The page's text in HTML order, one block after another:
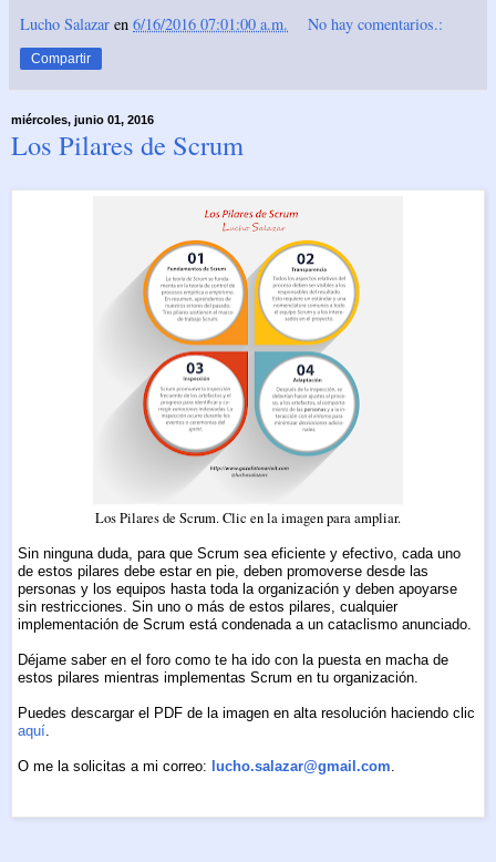
Lucho Salazar en 6/16/2016 07:01:00 a.m. No hay comentarios.:
Compartir
miércoles, junio 01, 2016
Los Pilares de Scrum
Los Pilares de Scrum. Clic en la imagen para ampliar.
Sin ninguna duda, para que Scrum sea eficiente y efectivo, cada uno
de estos pilares debe estar en pie, deben promoverse desde las
personas y los equipos hasta toda la organización y deben apoyarse
sin restricciones. Sin uno o más de estos pilares, cualquier
implementación de Scrum está condenada a un cataclismo anunciado.
Déjame saber en el foro como te ha ido con la puesta en macha de
estos pilares mientras implementas Scrum en tu organización.
Puedes descargar el PDF de la imagen en alta resolución haciendo clic
aquí
O me la solicitas a mi correo: lucho.salazar@gmail.com